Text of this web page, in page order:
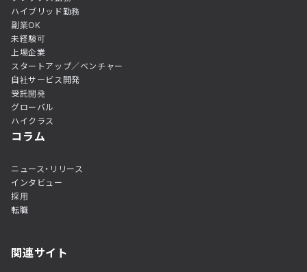
ハイブリッド勤務
副業OK
未経験可
上場企業
スタートアップ／ベンチャー
自社サービス開発
受託開発
グローバル
ハイクラス
コラム
ニュース・リリース
インタビュー
採用
転職
関連サイト